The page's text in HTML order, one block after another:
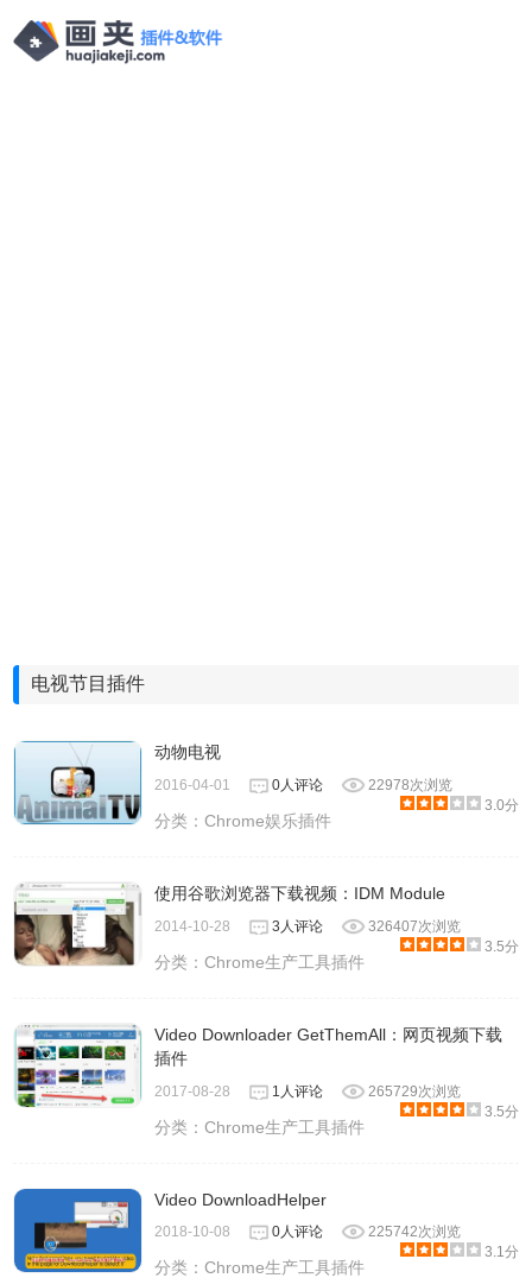
电视节目插件
动物电视
2016-04-01 0人评论
22978次浏览
3.0分
分类：Chrome娱乐插件
使用谷歌浏览器下载视频：IDM Module
2014-10-28 3人评论
326407次浏览
3.5分
分类：Chrome生产工具插件
Video Downloader GetThemAll：网页视频下载
插件
2017-08-28 1人评论
265729次浏览
3.5分
分类：Chrome生产工具插件
Video DownloadHelper
2018-10-08 0人评论
225742次浏览
3.1分
分类：Chrome生产工具插件